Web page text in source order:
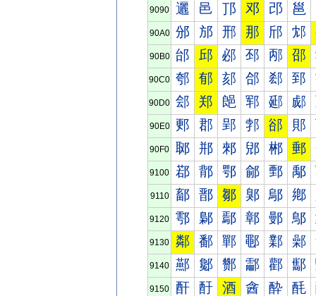
9090 邐 邑 邒 邓 邔 邕
90A0 邠 邡 邢 那 邤 邥
90B0 邰 邱 邲 邳 邴 邵
90C0 郀 郁 郂 郃 郄 郅
90D0 郐 郑 郒 郓 郔 郕
90E0 郠 郡 郢 郣 郤 郥
90F0 郰 郱 郲 郳 郴 郵
9100 鄀 鄁 鄂 鄃 鄄 鄅
9110 鄐 鄑 鄒 鄓 鄔 鄕
9120 鄠 鄡 鄢 鄣 鄤 鄥
9130 鄰 鄱 鄲 鄳 鄴 鄵
9140 酀 酁 酂 酃 酄 酅
9150 酐 酑 酒 酓 酔 酕